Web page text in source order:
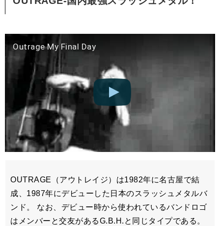
Outrage My Final Day
OUTRAGE（アウトレイジ）は1982年に名古屋で結
成、1987年にデビューした日本のスラッシュメタルバ
ンド。 なお、デビュー時から使われているバンドロゴ
はメンバーと交友があるG.B.H.と同じタイプである。